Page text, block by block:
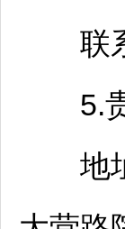
联系
5.
地址